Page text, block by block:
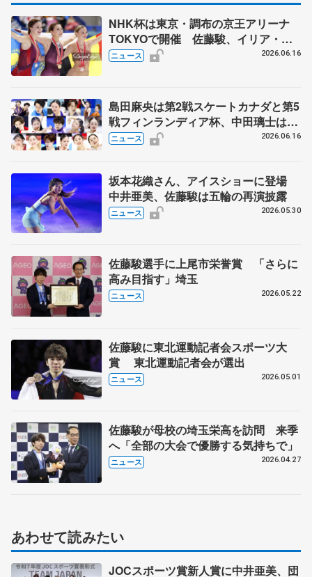
NHK杯は東京・調布の京王アリーナ
TOKYOで開催 佐藤駿、イリア・マ
リニンらが出場
ニュース 2026.06.16
島田麻央は第2戦スケートカナダと第5
戦フィンランディア杯、中田璃士は第
2戦と第6戦NHK杯 GPシリーズ出場
ニュース 2026.06.16
坂本花織さん、アイスショーに登場
中井亜美、佐藤駿は五輪の再演披露
ニュース 2026.05.30
佐藤駿選手に上尾市栄誉賞 「さらに
高み目指す」埼玉
ニュース 2026.05.22
佐藤駿に東北運動記者会スポーツ大
賞 東北運動記者会が選出
ニュース 2026.05.01
佐藤駿が母校の埼玉栄高を訪問 来季
へ「全部の大会で優勝する気持ちで」
ニュース 2026.04.27
あわせて読みたい
JOCスポーツ賞新人賞に中井亜美、団